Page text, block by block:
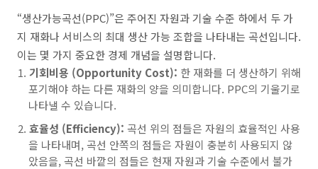
“생산가능곡선(PPC)”은 주어진 자원과 기술 수준 하에서 두 가
지 재화나 서비스의 최대 생산 가능 조합을 나타내는 곡선입니다.
이는 몇 가지 중요한 경제 개념을 설명합니다.
기회비용 (Opportunity Cost): 한 재화를 더 생산하기 위해
포기해야 하는 다른 재화의 양을 의미합니다. PPC의 기울기로
나타낼 수 있습니다.
효율성 (Efficiency): 곡선 위의 점들은 자원의 효율적인 사용
을 나타내며, 곡선 안쪽의 점들은 자원이 충분히 사용되지 않
았음을, 곡선 바깥의 점들은 현재 자원과 기술 수준에서 불가